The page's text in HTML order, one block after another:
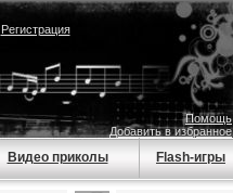
Регистрация
Помощь
Добавить в избранное
Видео приколы Flash-игры